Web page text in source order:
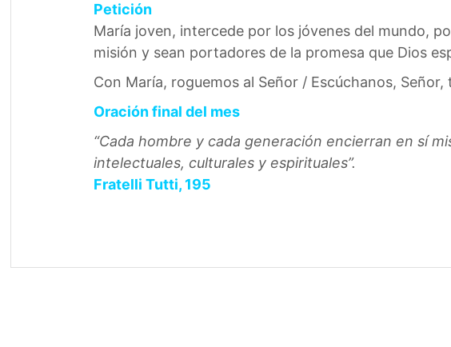
Petición
María joven, intercede por los jóvenes del mundo,
misión y sean portadores de la promesa que Dios
Con María, roguemos al Señor / Escúchanos, Señor,
Oración final del mes
“Cada hombre y cada generación encierran en sí
intelectuales, culturales y espirituales”.
Fratelli Tutti, 195